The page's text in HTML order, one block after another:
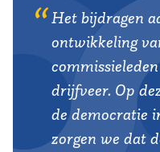
Het bijdragen
ontwikkeling
drijfveer. Op
de democratie
zorgen we dat